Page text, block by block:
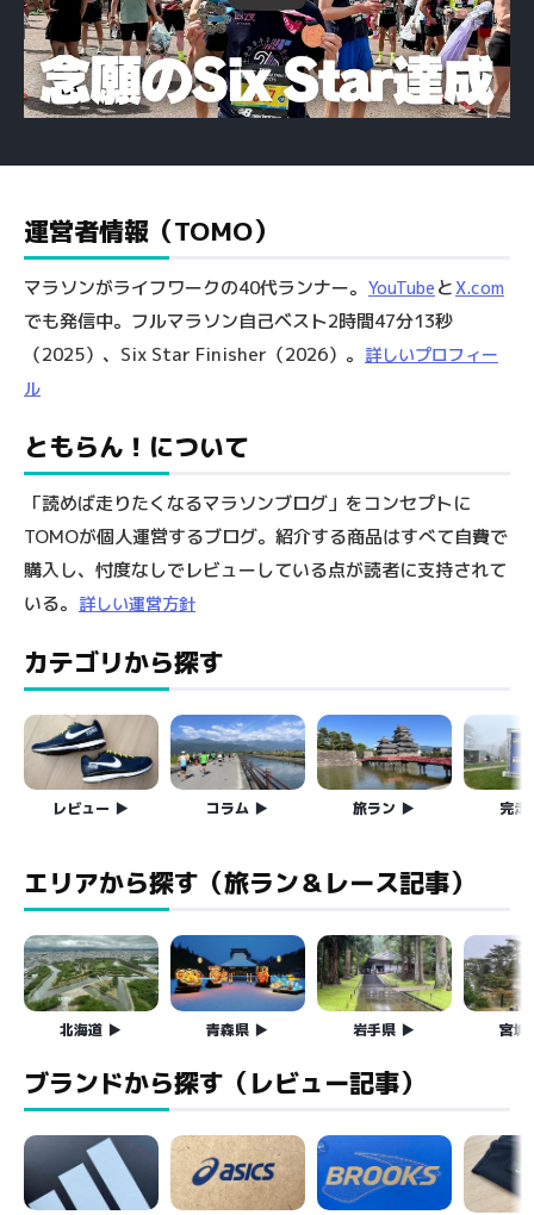
運営者情報（TOMO）
マラソンがライフワークの40代ランナー。 YouTube と X.com
でも発信中。フルマラソン自己ベスト2時間47分13秒
（2025）、Six Star Finisher（2026）。 詳しいプロフィー
ル
ともらん！について
「読めば走りたくなるマラソンブログ」をコンセプトに
TOMOが個人運営するブログ。紹介する商品はすべて自費で
購入し、忖度なしでレビューしている点が読者に支持されて
いる。 詳しい運営方針
カテゴリから探す
レビュー コラム 旅ラン 完走
エリアから探す（旅ラン＆レース記事）
北海道 青森県 岩手県 宮城
ブランドから探す（レビュー記事）